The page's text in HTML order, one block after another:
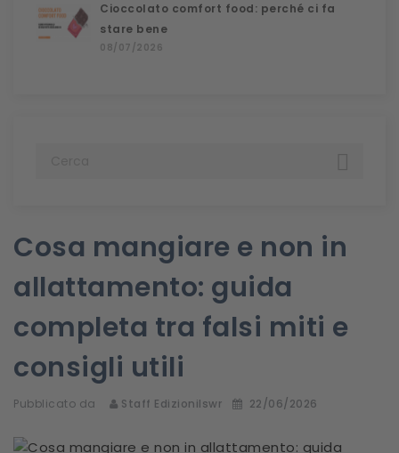
Cioccolato comfort food: perché ci fa
stare bene
08/07/2026
Cosa mangiare e non in
allattamento: guida
completa tra falsi miti e
consigli utili
Pubblicato da Staff Edizionilswr 22/06/2026